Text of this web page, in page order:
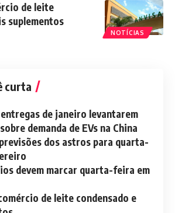
NOTÍCIAS
de leite
suplementos
curta
de janeiro levantarem
demanda de EVs na China
dos astros para quarta-
devem marcar quarta-feira em
de leite condensado e